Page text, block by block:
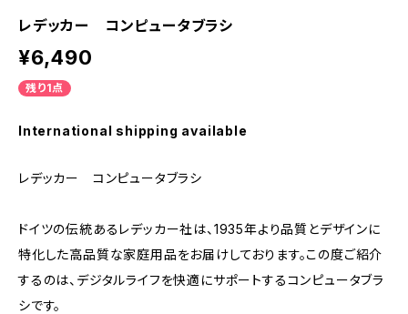
レデッカー コンピュータブラシ
¥6,490
残り1点
International shipping available
レデッカー コンピュータブラシ
ドイツの伝統あるレデッカー社は、1935年より品質とデザインに
特化した高品質な家庭用品をお届けしております。この度ご紹介
するのは、デジタルライフを快適にサポートするコンピュータブラ
シです。